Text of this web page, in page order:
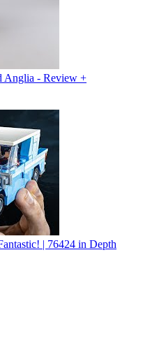
Anglia - Review +
| 76424 in Depth